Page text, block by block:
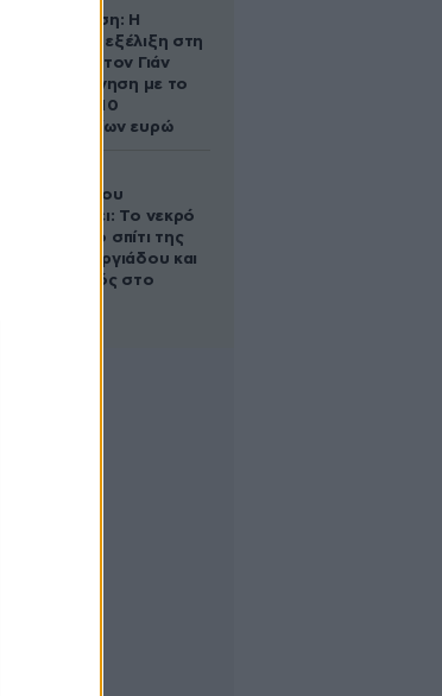
Αθηνά Ωνάση: Η
απρόσμενη εξέλιξη στη
διαμάχη με τον Γιάν
Τοπς – Η κίνηση με το
άλογο των 10
εκατομμυρίων ευρώ
Τζώρτζογλου
αποκαλύπτει: Το νεκρό
έμβρυο στο σπίτι της
Μαρίας Γεωργιάδου και
ο εγκλεισμός στο